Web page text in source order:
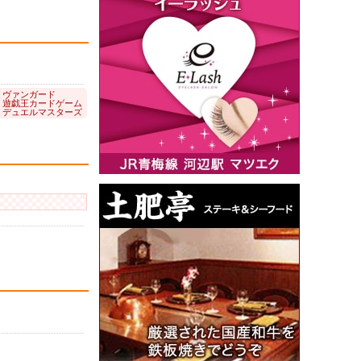
ァンガード
戯王カードゲーム
ュエルマスターズ